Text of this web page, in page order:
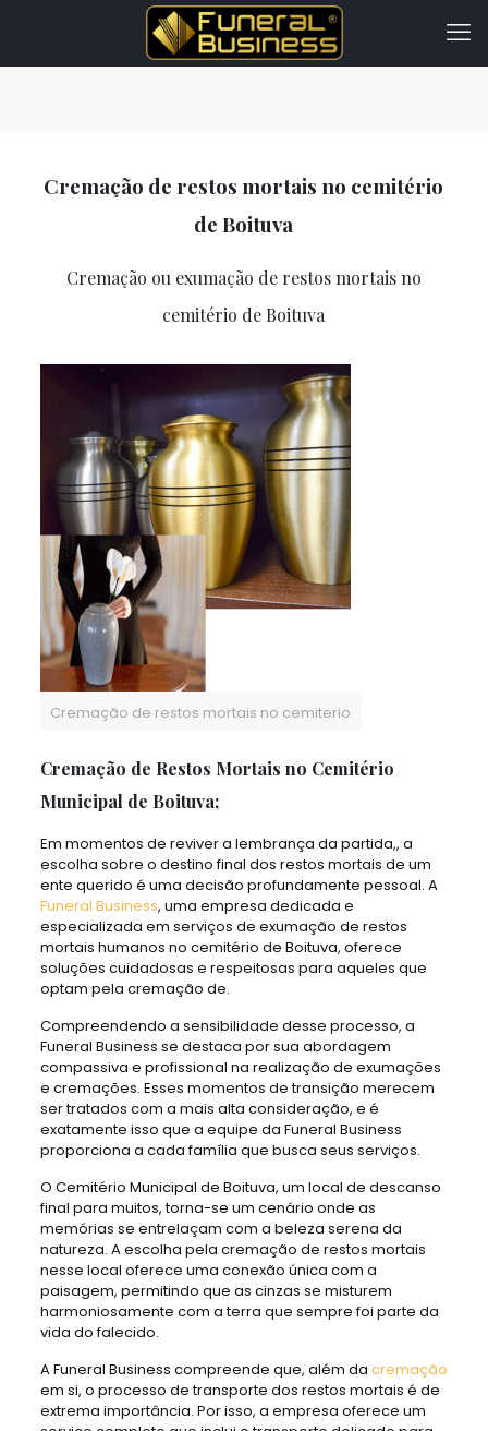
Cremação de restos mortais no cemitério
de Boituva
Cremação ou exumação de restos mortais no
cemitério de Boituva
Cremação de restos mortais no cemiterio
Cremação de Restos Mortais no Cemitério
Municipal de Boituva;
Em momentos de reviver a lembrança da partida,, a
escolha sobre o destino final dos restos mortais de um
ente querido é uma decisão profundamente pessoal. A
Funeral Business, uma empresa dedicada e
especializada em serviços de exumação de restos
mortais humanos no cemitério de Boituva, oferece
soluções cuidadosas e respeitosas para aqueles que
optam pela cremação de.
Compreendendo a sensibilidade desse processo, a
Funeral Business se destaca por sua abordagem
compassiva e profissional na realização de exumações
e cremações. Esses momentos de transição merecem
ser tratados com a mais alta consideração, e é
exatamente isso que a equipe da Funeral Business
proporciona a cada família que busca seus serviços.
O Cemitério Municipal de Boituva, um local de descanso
final para muitos, torna-se um cenário onde as
memórias se entrelaçam com a beleza serena da
natureza. A escolha pela cremação de restos mortais
nesse local oferece uma conexão única com a
paisagem, permitindo que as cinzas se misturem
harmoniosamente com a terra que sempre foi parte da
vida do falecido.
A Funeral Business compreende que, além da cremação
em si, o processo de transporte dos restos mortais é de
extrema importância. Por isso, a empresa oferece um